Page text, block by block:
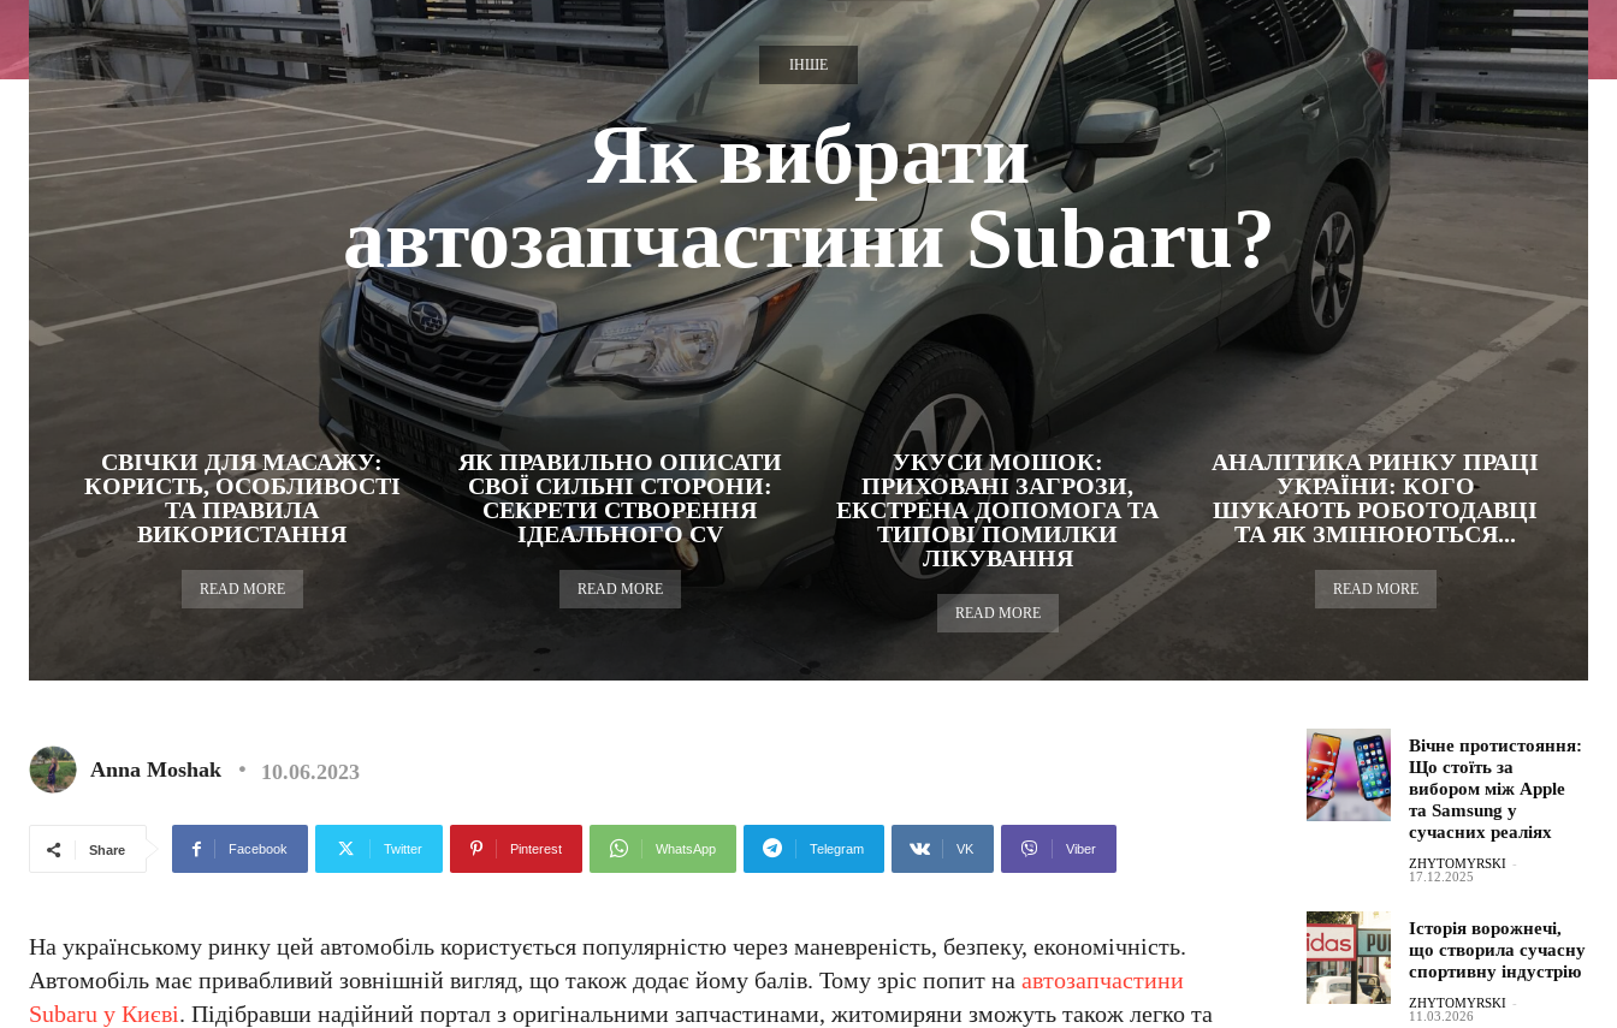
ІНШЕ
Як вибрати
автозапчастини Subaru?
СВІЧКИ ДЛЯ МАСАЖУ:
КОРИСТЬ, ОСОБЛИВОСТІ
ТА ПРАВИЛА
ВИКОРИСТАННЯ
READ MORE
ЯК ПРАВИЛЬНО ОПИСАТИ
СВОЇ СИЛЬНІ СТОРОНИ:
СЕКРЕТИ СТВОРЕННЯ
ІДЕАЛЬНОГО CV
READ MORE
УКУСИ МОШОК:
ПРИХОВАНІ ЗАГРОЗИ,
ЕКСТРЕНА ДОПОМОГА ТА
ТИПОВІ ПОМИЛКИ
ЛІКУВАННЯ
READ MORE
АНАЛІТИКА РИНКУ ПРАЦІ
УКРАЇНИ: КОГО
ШУКАЮТЬ РОБОТОДАВЦІ
ТА ЯК ЗМІНЮЮТЬСЯ...
READ MORE
Anna Moshak 10.06.2023
Share Facebook Twitter Pinterest WhatsApp Telegram VK Viber
На українському ринку цей автомобіль користується популярністю через маневреність, безпеку, економічність.
Автомобіль має привабливий зовнішній вигляд, що також додає йому балів. Тому зріс попит на автозапчастини
Subaru у Києві. Підібравши надійний портал з оригінальними запчастинами, житомиряни зможуть також легко та
Вічне протистояння:
Що стоїть за
вибором між Apple
та Samsung у
сучасних реаліях
ZHYTOMYRSKI -
17.12.2025
Історія ворожнечі,
що створила сучасну
спортивну індустрію
ZHYTOMYRSKI -
11.03.2026